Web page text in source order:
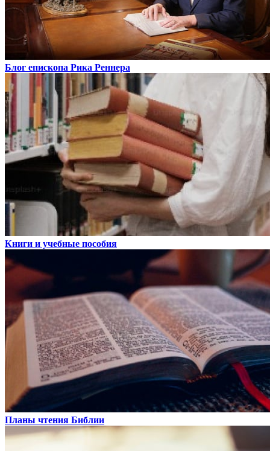
Блог епископа Рика Реннера
Книги и учебные пособия
Планы чтения Библии